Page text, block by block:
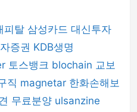
피탈 삼성카드 대신투자
증권 KDB생명
토스뱅크 blochain 교보
직 magnetar 한화손해보
무료분양 ulsanzine